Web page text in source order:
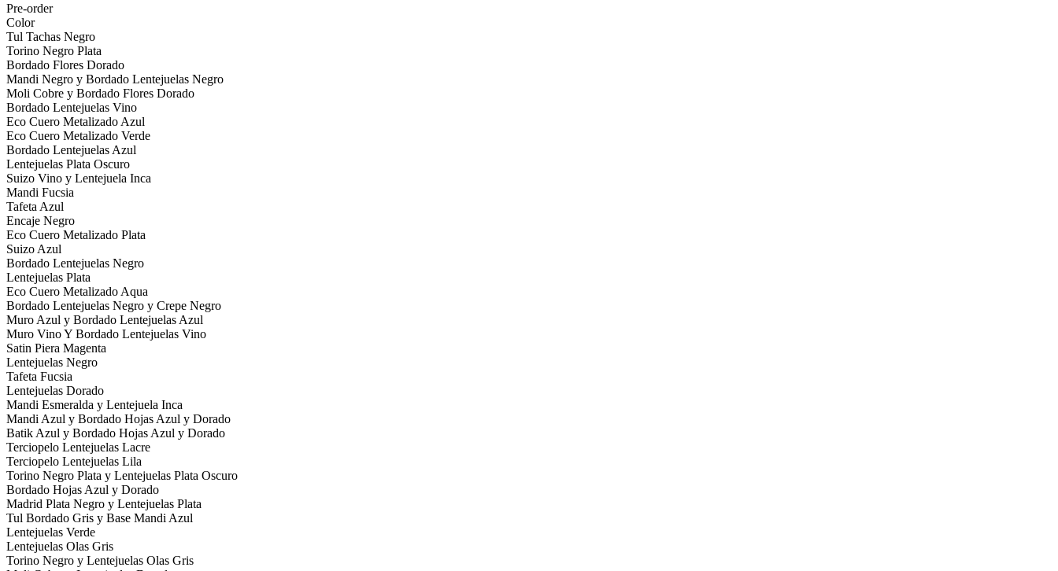
Pre-order
Color
Tul Tachas Negro
Torino Negro Plata
Bordado Flores Dorado
Mandi Negro y Bordado Lentejuelas Negro
Moli Cobre y Bordado Flores Dorado
Bordado Lentejuelas Vino
Eco Cuero Metalizado Azul
Eco Cuero Metalizado Verde
Bordado Lentejuelas Azul
Lentejuelas Plata Oscuro
Suizo Vino y Lentejuela Inca
Mandi Fucsia
Tafeta Azul
Encaje Negro
Eco Cuero Metalizado Plata
Suizo Azul
Bordado Lentejuelas Negro
Lentejuelas Plata
Eco Cuero Metalizado Aqua
Bordado Lentejuelas Negro y Crepe Negro
Muro Azul y Bordado Lentejuelas Azul
Muro Vino Y Bordado Lentejuelas Vino
Satin Piera Magenta
Lentejuelas Negro
Tafeta Fucsia
Lentejuelas Dorado
Mandi Esmeralda y Lentejuela Inca
Mandi Azul y Bordado Hojas Azul y Dorado
Batik Azul y Bordado Hojas Azul y Dorado
Terciopelo Lentejuelas Lacre
Terciopelo Lentejuelas Lila
Torino Negro Plata y Lentejuelas Plata Oscuro
Bordado Hojas Azul y Dorado
Madrid Plata Negro y Lentejuelas Plata
Tul Bordado Gris y Base Mandi Azul
Lentejuelas Verde
Lentejuelas Olas Gris
Torino Negro y Lentejuelas Olas Gris